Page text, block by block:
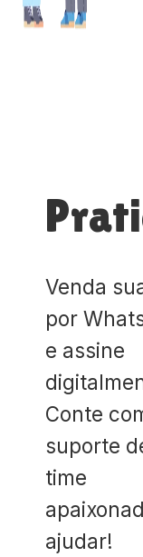
Venda
por
e assine
Conte
suporte
time
ajudar!